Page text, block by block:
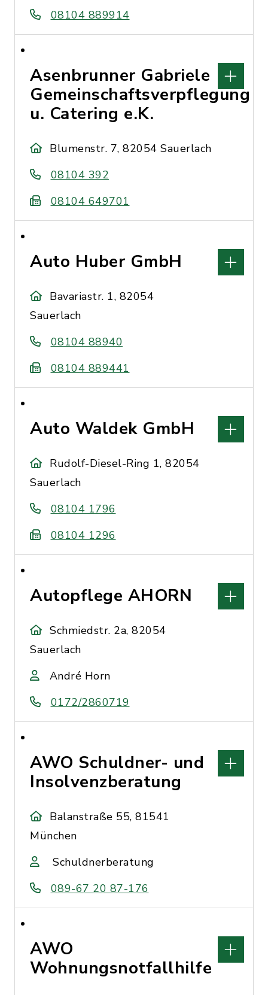
08104 889914
Asenbrunner Gabriele
Gemeinschaftsverpflegung
u. Catering e.K.
Blumenstr. 7, 82054 Sauerlach
08104 392
08104 649701
Auto Huber GmbH
Bavariastr. 1, 82054
Sauerlach
08104 88940
08104 889441
Auto Waldek GmbH
Rudolf-Diesel-Ring 1, 82054
Sauerlach
08104 1796
08104 1296
Autopflege AHORN
Schmiedstr. 2a, 82054
Sauerlach
André Horn
0172/2860719
AWO Schuldner- und
Insolvenzberatung
Balanstraße 55, 81541
München
Schuldnerberatung
089-67 20 87-176
AWO
Wohnungsnotfallhilfe